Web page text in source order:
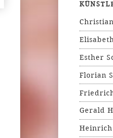
Esther
Florian
Gerald